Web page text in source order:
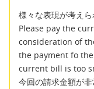
様々な表現が考えら
Please pay the
consideration of
the payment fo
current bill is too
今回の請求金額が